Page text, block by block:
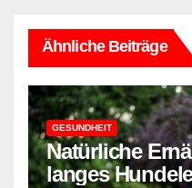
Ähnliche Beiträge
GESUNDHEIT
Natürliche
langes